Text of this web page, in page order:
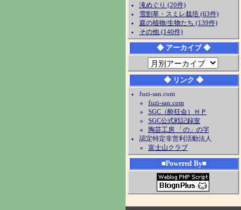
滝めぐり (20件)
雪割草・スミレ栽培 (63件)
庭の植物/生物たち (139件)
その他 (140件)
◆ アーカイブ ◆
◆ リンク ◆
fuzi-san.com
fuzi-san.com
SGC（酔狂会）ＨＰ
SGC公式戦記録室
陶芸工房 「の」の字
認定特定非営利活動法人
富士山クラブ
■Powered By■